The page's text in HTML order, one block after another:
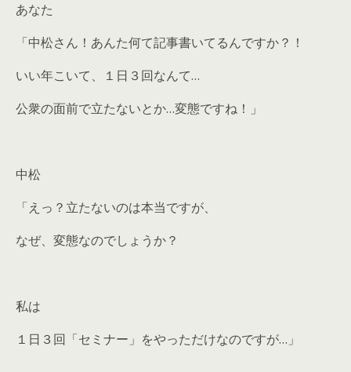
あなた
「中松さん！あんた何て記事書いてるんですか？！
いい年こいて、１日３回なんて…
公衆の面前で立たないとか…変態ですね！」
中松
「えっ？立たないのは本当ですが、
なぜ、変態なのでしょうか？
私は
１日３回「セミナー」をやっただけなのですが…」